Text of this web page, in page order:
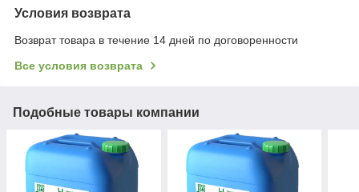
Условия возврата
Возврат товара в течение 14 дней по договоренности
Все условия возврата
Подобные товары компании